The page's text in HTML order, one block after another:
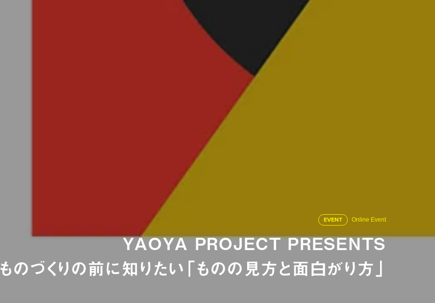
EVENT Online Event
YAOYA PROJECT PRESENTS
ものづくりの前に知りたい「ものの見方と面白がり方」